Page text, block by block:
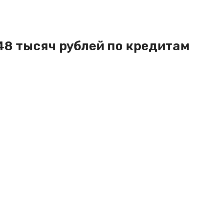
тысяч рублей по кредитам